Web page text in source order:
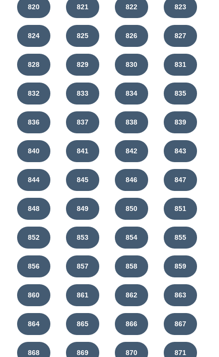
820 821 822 823
824 825 826 827
828 829 830 831
832 833 834 835
836 837 838 839
840 841 842 843
844 845 846 847
848 849 850 851
852 853 854 855
856 857 858 859
860 861 862 863
864 865 866 867
868 869 870 871